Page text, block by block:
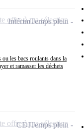
les bacs roulants dans la
et ramasser les déchets
IntérimTemps plein
offre à ma sélection
CDITemps plein
offre à ma sélection